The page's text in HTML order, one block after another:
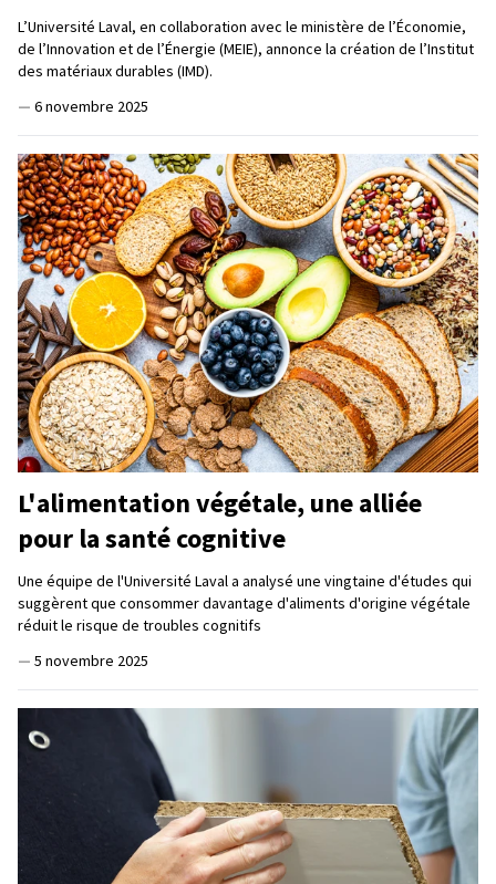
L’Université Laval, en collaboration avec le ministère de l’Économie,
de l’Innovation et de l’Énergie (MEIE), annonce la création de l’Institut
des matériaux durables (IMD).
— 6 novembre 2025
L'alimentation végétale, une alliée
pour la santé cognitive
Une équipe de l'Université Laval a analysé une vingtaine d'études qui
suggèrent que consommer davantage d'aliments d'origine végétale
réduit le risque de troubles cognitifs
— 5 novembre 2025